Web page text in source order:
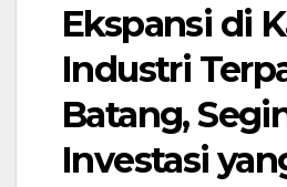
Ekspansi di
Industri
Batang,
Investasi